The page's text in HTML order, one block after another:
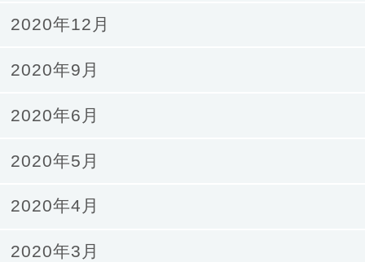
2020年12月
2020年9月
2020年6月
2020年5月
2020年4月
2020年3月